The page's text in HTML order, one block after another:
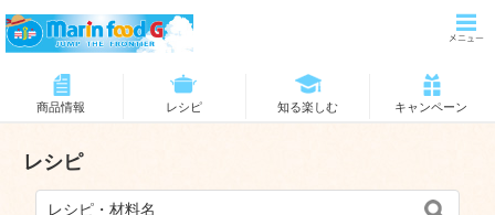
商品情報 レシピ 知る楽しむ キャンペーン
レシピ